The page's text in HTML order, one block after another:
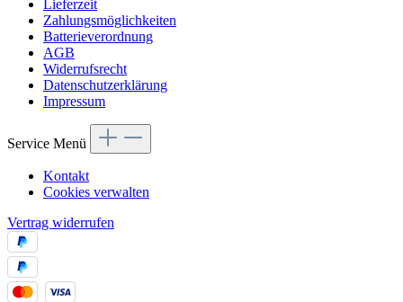
Lieferzeit
Zahlungsmöglichkeiten
Batterieverordnung
AGB
Widerrufsrecht
Datenschutzerklärung
Impressum
Service Menü
Kontakt
Cookies verwalten
Vertrag widerrufen